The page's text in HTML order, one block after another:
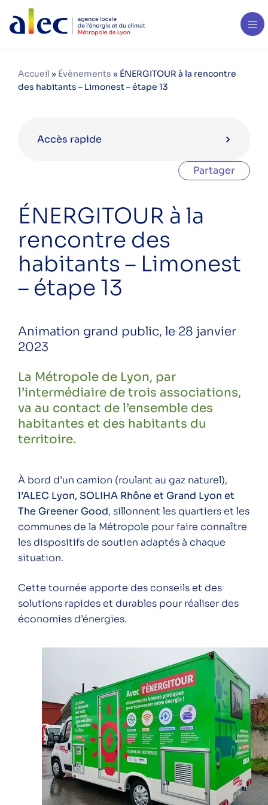
Accueil » Évènements » ÉNERGITOUR à la rencontre
des habitants – Limonest – étape 13
Accès rapide
ÉNERGITOUR à la rencontre des
habitants – Villeurbanne – étape 4
ÉNERGITOUR à la rencontre des
habitants – Craponne – étape 5
ÉNERGITOUR à la rencontre des
ÉNERGITOUR à la rencontre des
habitants – Lyon 7 – étape 7
ÉNERGITOUR à la rencontre des
habitants – Lyon 8 – étape 8
ÉNERGITOUR à la rencontre des
habitants – Vaulx-en-Velin – étape 9
habitants – La Tour-de-Salvagny –
étape 10
ÉNERGITOUR à la rencontre des
habitants – Lyon 3 – étape 11
ÉNERGITOUR à la rencontre des
Quelles aides pour financer vos
travaux de rénovation énergétique en
2023 ?
ÉNERGITOUR à la rencontre des
habitants – Limonest – étape 13
Catégories
Conférence
Public
Particuliers
Partager
ÉNERGITOUR à la
rencontre des
habitants – Limonest
– étape 13
Animation grand public, le 28 janvier
2023
La Métropole de Lyon, par
l’intermédiaire de trois associations,
va au contact de l’ensemble des
habitantes et des habitants du
territoire.
À bord d’un camion (roulant au gaz naturel),
l’ALEC Lyon, SOLIHA Rhône et Grand Lyon et
The Greener Good, sillonnent les quartiers et les
communes de la Métropole pour faire connaître
les dispositifs de soutien adaptés à chaque
situation.
Cette tournée apporte des conseils et des
solutions rapides et durables pour réaliser des
économies d’énergies.